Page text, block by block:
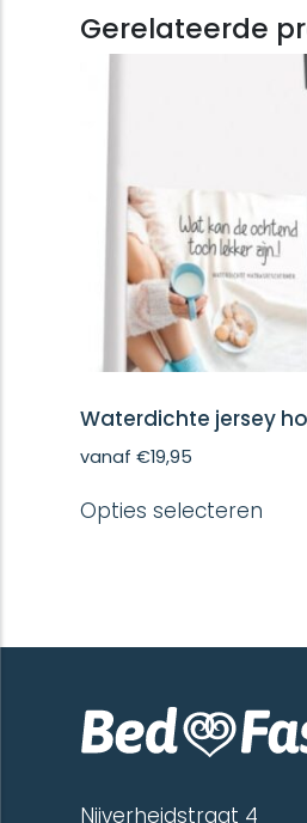
Gerelateerde
Waterdichte jersey
vanaf€19,95
Opties selecteren
kan
op
de
Nijverheidstraat 4